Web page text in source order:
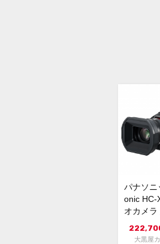
パナソニ
onic HC-
オカメラ
大黒屋